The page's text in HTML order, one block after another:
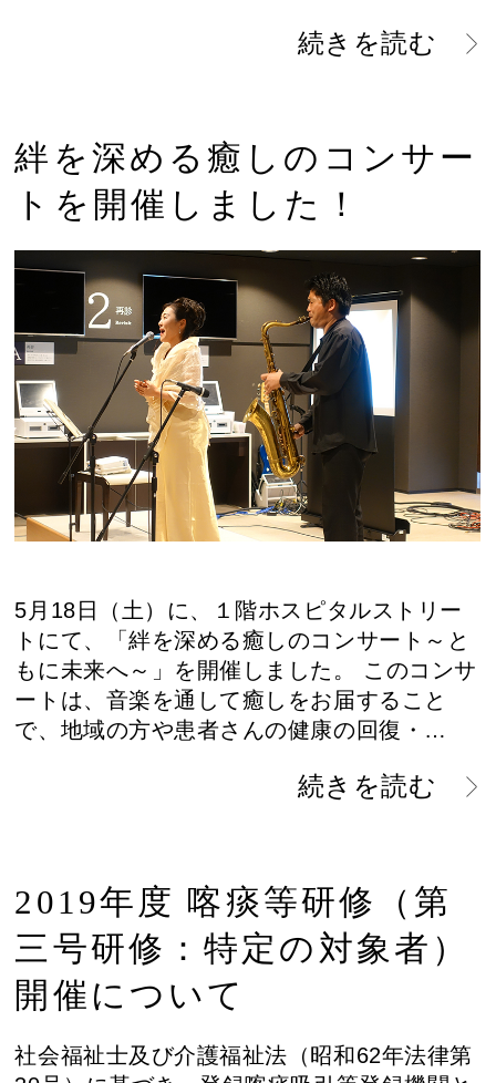
続きを読む
絆を深める癒しのコンサー
トを開催しました！
5月18日（土）に、１階ホスピタルストリー
トにて、「絆を深める癒しのコンサート～と
もに未来へ～」を開催しました。 このコンサ
ートは、音楽を通して癒しをお届すること
で、地域の方や患者さんの健康の回復・…
続きを読む
2019年度 喀痰等研修（第
三号研修：特定の対象者）
開催について
社会福祉士及び介護福祉法（昭和62年法律第